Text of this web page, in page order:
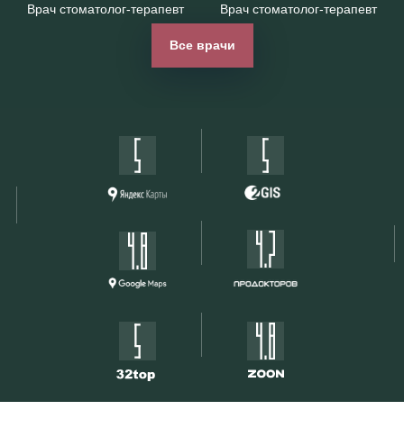
Врач стоматолог-терапевт Врач стоматолог-терапевт
Все врачи